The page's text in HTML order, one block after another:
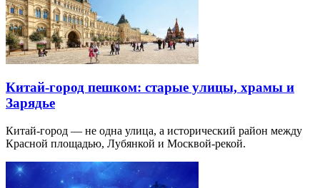
Китай-город пешком: старые улицы, храмы и
Зарядье
Китай-город — не одна улица, а исторический район между
Красной площадью, Лубянкой и Москвой-рекой.